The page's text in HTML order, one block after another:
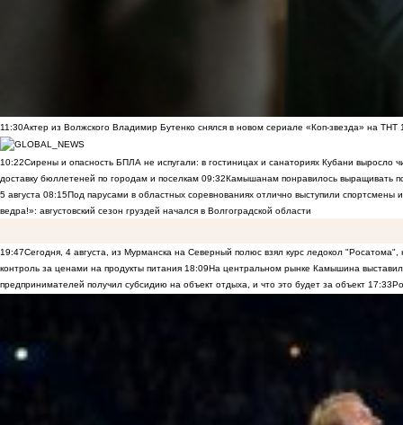
11:30Актер из Волжского Владимир Бутенко снялся в новом сериале «Коп-звезда» на ТНТ
10:22Сирены и опасность БПЛА не испугали: в гостиницах и санаториях Кубани выросло
доставку бюллетеней по городам и поселкам 09:32Камышанам понравилось выращивать
5 августа 08:15Под парусами в областных соревнованиях отлично выступили спортсмены
ведра!»: августовский сезон груздей начался в Волгоградской области
19:47Сегодня, 4 августа, из Мурманска на Северный полюс взял курс ледокол
контроль за ценами на продукты питания 18:09На центральном рынке Камышина
предпринимателей получил субсидию на объект отдыха, и что это будет за объект 17:33